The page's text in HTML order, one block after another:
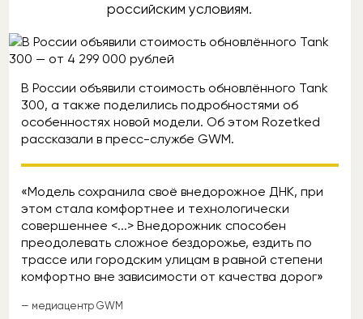
российским условиям.
В России объявили стоимость обновлённого Tank
300, а также поделились подробностями об
особенностях новой модели. Об этом Rozetked
рассказали в пресс-службе GWM.
«Модель сохранила своё внедорожное ДНК, при
этом стала комфортнее и технологически
совершеннее <...> Внедорожник способен
преодолевать сложное бездорожье, ездить по
трассе или городским улицам в равной степени
комфортно вне зависимости от качества дорог»
— медиацентр GWM